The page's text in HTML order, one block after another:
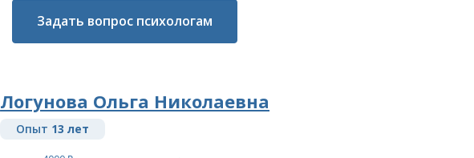
Задать вопрос психологам
Логунова Ольга Николаевна
Опыт 13 лет